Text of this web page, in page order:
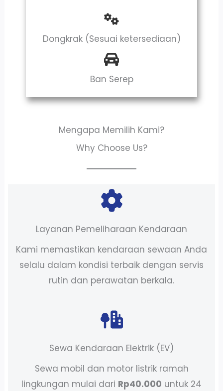
Dongkrak (Sesuai ketersediaan)
Ban Serep
Mengapa Memilih Kami?
Why Choose Us?
Layanan Pemeliharaan Kendaraan
Kami memastikan kendaraan sewaan Anda
selalu dalam kondisi terbaik dengan servis
rutin dan perawatan berkala.
Sewa Kendaraan Elektrik (EV)
Sewa mobil dan motor listrik ramah
lingkungan mulai dari Rp40.000 untuk 24